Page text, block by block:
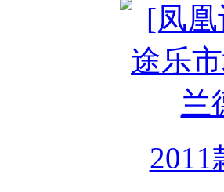
2011